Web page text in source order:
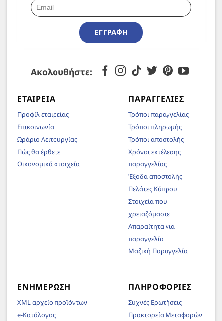
ΕΓΓΡΑΦΉ
Ακολουθήστε:
ΕΤΑΙΡΕΊΑ
Προφίλ εταιρείας
Επικοινωνία
Ωράριο Λειτουργίας
Πώς θα έρθετε
Οικονομικά στοιχεία
ΠΑΡΑΓΓΕΛΊΕΣ
Τρόποι παραγγελίας
Τρόποι πληρωμής
Τρόποι αποστολής
Χρόνοι εκτέλεσης
παραγγελίας
Έξοδα αποστολής
Πελάτες Κύπρου
Στοιχεία που
χρειαζόμαστε
Απαραίτητα για
παραγγελία
Μαζική Παραγγελία
ΕΝΗΜΈΡΩΣΗ
XML αρχείο προϊόντων
e-Κατάλογος
ΠΛΗΡΟΦΟΡΊΕΣ
Συχνές Ερωτήσεις
Πρακτορεία Μεταφορών